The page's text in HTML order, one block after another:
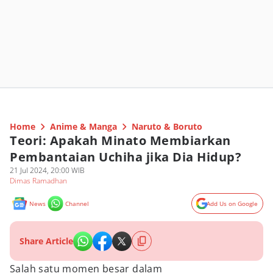
Home Anime & Manga Naruto & Boruto
Teori: Apakah Minato Membiarkan
Pembantaian Uchiha jika Dia Hidup?
21 Jul 2024, 20:00 WIB
Dimas Ramadhan
News Channel Add Us on Google
Share Article
Salah satu momen besar dalam